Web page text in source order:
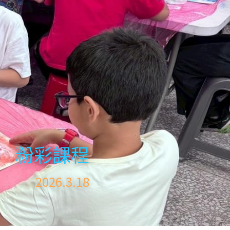
粉彩課程
2026.3.18